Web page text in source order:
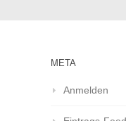
META
Anmelden